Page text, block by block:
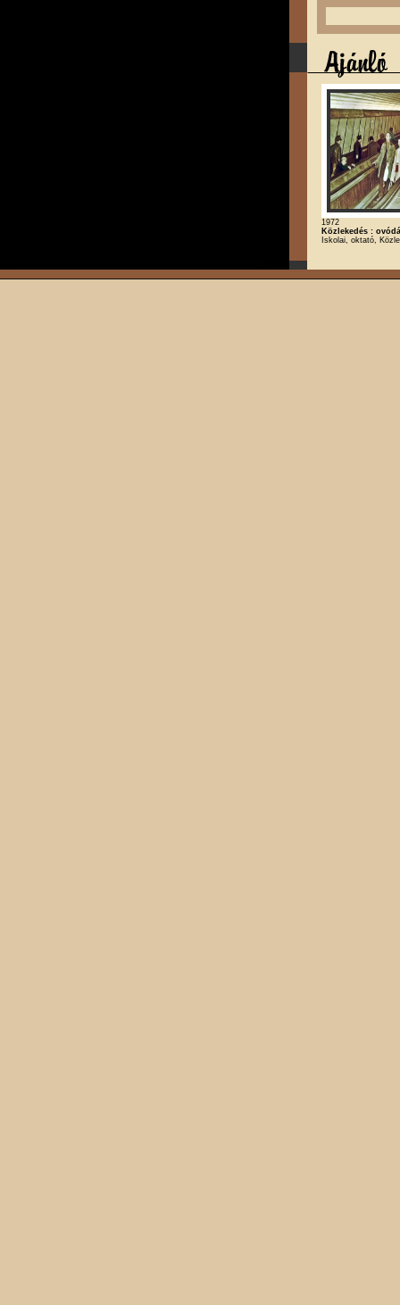
1972
Közlekedés :
Iskolai, oktató,